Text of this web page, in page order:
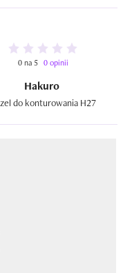
0 na 5 0 opinii
Hakuro